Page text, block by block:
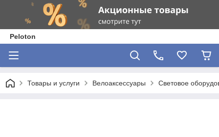
Peloton
Товары и услуги Велоаксессуары Световое